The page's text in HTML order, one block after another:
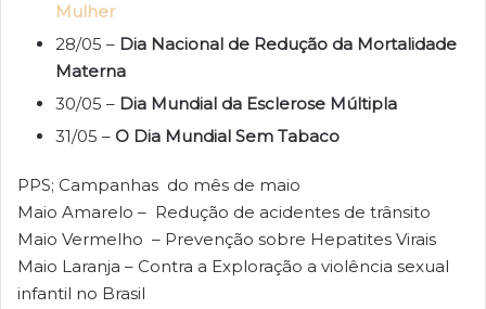
Mulher
28/05 – Dia Nacional de Redução da Mortalidade
Materna
30/05 – Dia Mundial da Esclerose Múltipla
31/05 – O Dia Mundial Sem Tabaco
PPS; Campanhas do mês de maio
Maio Amarelo – Redução de acidentes de trânsito
Maio Vermelho – Prevenção sobre Hepatites Virais
Maio Laranja – Contra a Exploração a violência sexual
infantil no Brasil